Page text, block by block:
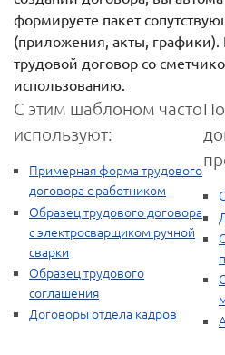
формируете пакет
(приложения, акты, графики).
трудовой договор со
использованию.
С этим шаблоном часто
используют:
Примерная форма трудового
договора с работником
Образец трудового договора
с электросварщиком ручной
сварки
Образец трудового
соглашения
Договоры отдела кадров